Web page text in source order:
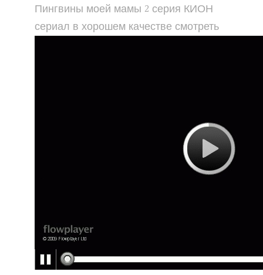
Пингвины моей мамы 2 серия КИОН
сериал в хорошем качестве смотреть